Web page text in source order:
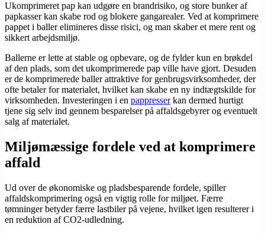
Ukomprimeret pap kan udgøre en brandrisiko, og store bunker af
papkasser kan skabe rod og blokere gangarealer. Ved at komprimere
pappet i baller elimineres disse risici, og man skaber et mere rent og
sikkert arbejdsmiljø.
Ballerne er lette at stable og opbevare, og de fylder kun en brøkdel
af den plads, som det ukomprimerede pap ville have gjort. Desuden
er de komprimerede baller attraktive for genbrugsvirksomheder, der
ofte betaler for materialet, hvilket kan skabe en ny indtægtskilde for
virksomheden. Investeringen i en ​pappresserkan dermed hurtigt
tjene sig selv ind gennem besparelser på affaldsgebyrer og eventuelt
salg af materialet.
Miljømæssige fordele ved at komprimere
affald
Ud over de økonomiske og pladsbesparende fordele, spiller
affaldskomprimering også en vigtig rolle for miljøet. Færre
tømninger betyder færre lastbiler på vejene, hvilket igen resulterer i
en reduktion af CO2-udledning.